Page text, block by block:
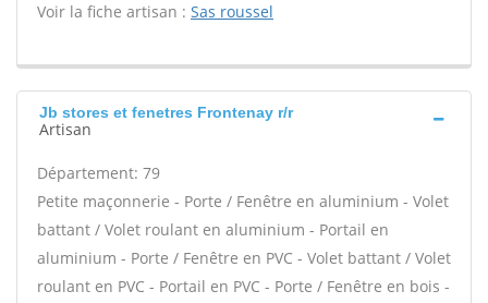
Voir la fiche artisan : Sas roussel
Jb stores et fenetres Frontenay r/r
Artisan
Département: 79
Petite maçonnerie - Porte / Fenêtre en aluminium - Volet
battant / Volet roulant en aluminium - Portail en
aluminium - Porte / Fenêtre en PVC - Volet battant / Volet
roulant en PVC - Portail en PVC - Porte / Fenêtre en bois -